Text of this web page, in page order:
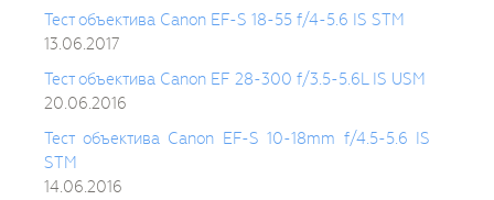
Тест объектива Canon EF-S 18-55 f/4-5.6 IS STM
13.06.2017
Тест объектива Canon EF 28-300 f/3.5-5.6L IS USM
20.06.2016
Тест объектива Canon EF-S 10-18mm f/4.5-5.6 IS
STM
14.06.2016